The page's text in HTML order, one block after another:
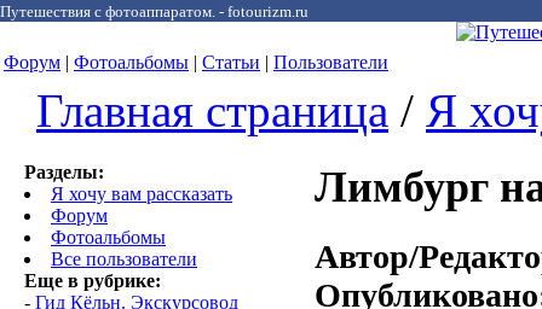
Путешествия с фотоаппаратом. - fotourizm.ru
Форум | Фотоальбомы | Статьи | Пользователи
Главная страница / Я
Разделы:
Я хочу вам рассказать
Форум
Фотоальбомы
Все пользователи
Еще в рубрике:
- Гид Кёльн. Экскурсовод
Лимбург
Автор/